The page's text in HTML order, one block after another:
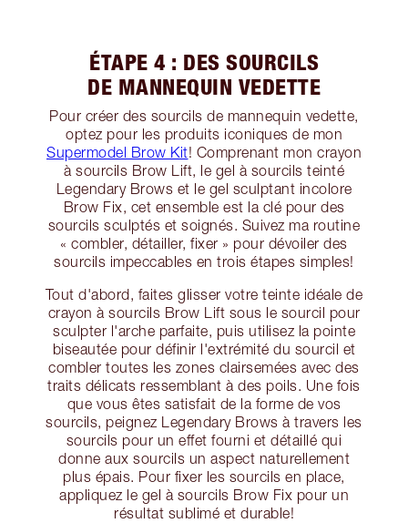
ÉTAPE 4 : DES SOURCILS
DE MANNEQUIN VEDETTE
Pour créer des sourcils de mannequin vedette,
optez pour les produits iconiques de mon
Supermodel Brow Kit! Comprenant mon crayon
à sourcils Brow Lift, le gel à sourcils teinté
Legendary Brows et le gel sculptant incolore
Brow Fix, cet ensemble est la clé pour des
sourcils sculptés et soignés. Suivez ma routine
« combler, détailler, fixer » pour dévoiler des
sourcils impeccables en trois étapes simples!
Tout d'abord, faites glisser votre teinte idéale de
crayon à sourcils Brow Lift sous le sourcil pour
sculpter l'arche parfaite, puis utilisez la pointe
biseautée pour définir l'extrémité du sourcil et
combler toutes les zones clairsemées avec des
traits délicats ressemblant à des poils. Une fois
que vous êtes satisfait de la forme de vos
sourcils, peignez Legendary Brows à travers les
sourcils pour un effet fourni et détaillé qui
donne aux sourcils un aspect naturellement
plus épais. Pour fixer les sourcils en place,
appliquez le gel à sourcils Brow Fix pour un
résultat sublimé et durable!